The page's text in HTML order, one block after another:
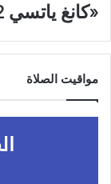
«كانغ ياتسي 2» في سن الـ15
مواقيت الصلاة